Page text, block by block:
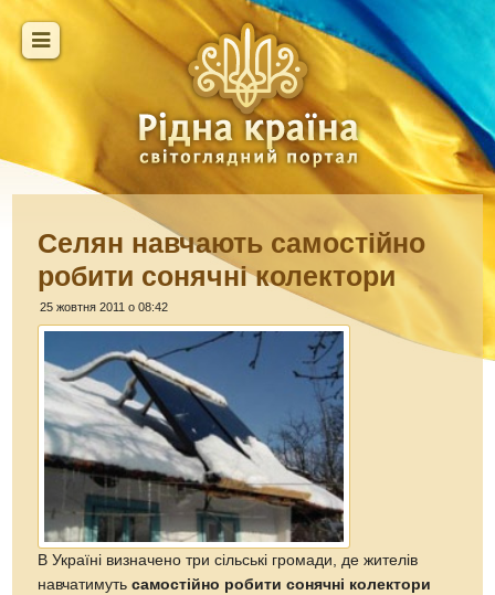
Селян навчають самостійно
робити сонячні колектори
25 жовтня 2011 о 08:42
В Україні визначено три сільські громади, де жителів
навчатимутьсамостійно робити сонячні колектори